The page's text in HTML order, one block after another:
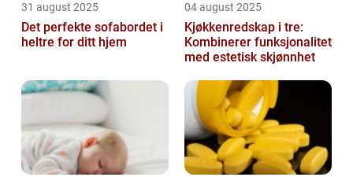
31 august 2025
Det perfekte sofabordet i
heltre for ditt hjem
04 august 2025
Kjøkkenredskap i tre:
Kombinerer funksjonalitet
med estetisk skjønnhet